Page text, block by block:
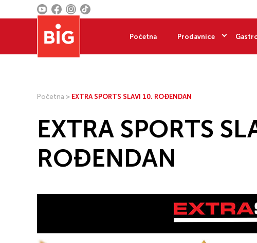
Početna Prodavnice
Početna > EXTRA SPORTS SLAVI 10. ROĐENDAN
EXTRA SPORTS
ROĐENDAN